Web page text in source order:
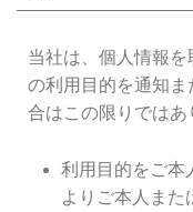
当社は、個人情報
の利用目的を通知
合はこの限りではあ
利用目的をご本
よりご本人また